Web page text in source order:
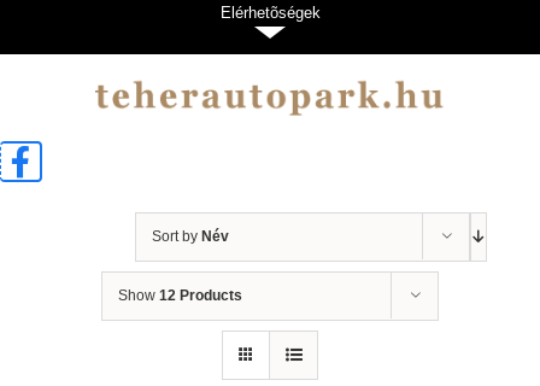
Sort by Név
Show 12 Products
Elérhetõségek